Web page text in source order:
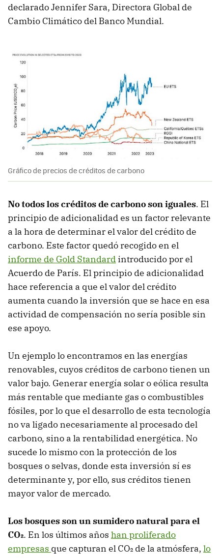
declarado Jennifer Sara, Directora Global de
Cambio Climático del Banco Mundial.
Gráfico de precios de créditos de carbono
No todos los créditos de carbono son iguales. El
principio de adicionalidad es un factor relevante
a la hora de determinar el valor del crédito de
carbono. Este factor quedó recogido en el
informe de Gold Standard introducido por el
Acuerdo de París. El principio de adicionalidad
hace referencia a que el valor del crédito
aumenta cuando la inversión que se hace en esa
actividad de compensación no sería posible sin
ese apoyo.
Un ejemplo lo encontramos en las energías
renovables, cuyos créditos de carbono tienen un
valor bajo. Generar energía solar o eólica resulta
más rentable que mediante gas o combustibles
fósiles, por lo que el desarrollo de esta tecnología
no va ligado necesariamente al procesado del
carbono, sino a la rentabilidad energética. No
sucede lo mismo con la protección de los
bosques o selvas, donde esta inversión sí es
determinante y, por ello, sus créditos tienen
mayor valor de mercado.
Los bosques son un sumidero natural para el
CO₂. En los últimos años han proliferado
empresas que capturan el CO₂ de la atmósfera, lo